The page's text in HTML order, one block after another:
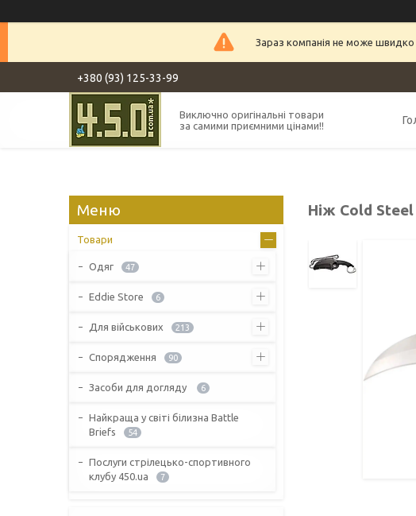
Зараз компанія не може
+380 (93) 125-33-99
Виключно оригінальні товари
за самими приємними цінами!!
Ніж Cold
Товари
Одяг 47
Eddie Store 6
Для військових 213
Спорядження 90
Засоби для догляду 6
Найкраща у світі білизна Battle
Briefs
54
Послуги стрілецько-спортивного
клубу 450.ua
7